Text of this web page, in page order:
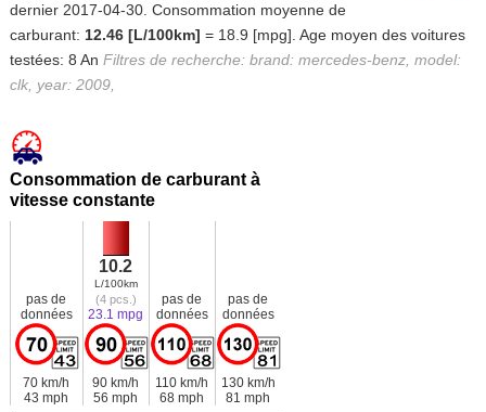
dernier 2017-04-30. Consommation moyenne de
carburant: 12.46 [L/100km] = 18.9 [mpg]. Age moyen des voitures
testées: 8 An Filtres de recherche: brand: mercedes-benz, model:
clk, year: 2009,
Consommation de carburant à
vitesse constante
pas de
données
10.2
L/100km
(4 pcs.)
23.1 mpg
pas de
données
pas de
données
70 km/h
43 mph
90 km/h
56 mph
110 km/h
68 mph
130 km/h
81 mph